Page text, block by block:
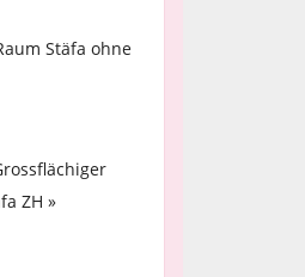
Stäfa ohne
ZH »